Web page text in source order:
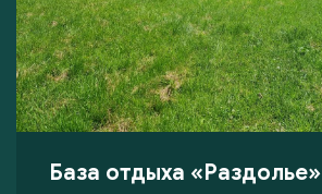
База отдыха «Раздолье»